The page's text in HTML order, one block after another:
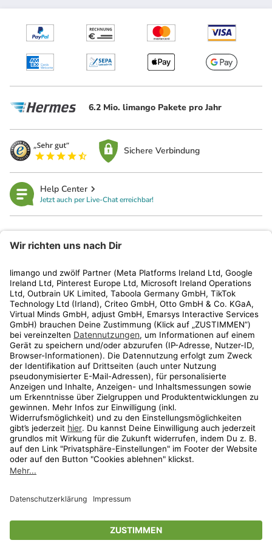
6.2 Mio. limango Pakete pro Jahr
Sichere Verbindung
Help Center
Jetzt auch per Live-Chat erreichbar!
Kundenservice
Shop
Aktionen
Travel